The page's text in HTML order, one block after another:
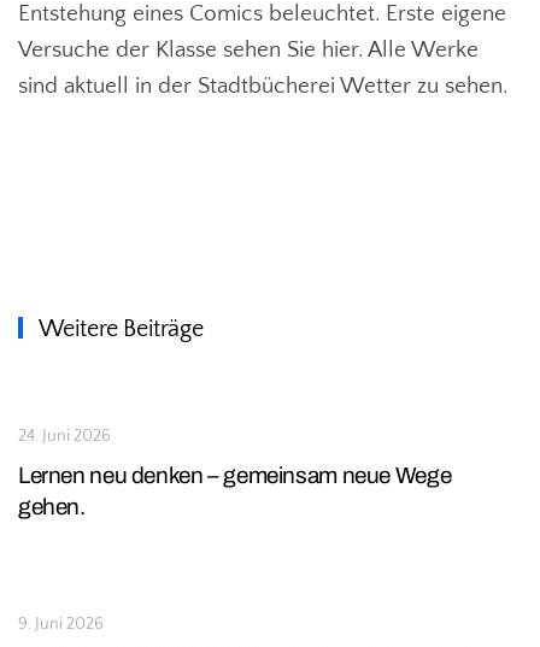
Entstehung eines Comics beleuchtet. Erste eigene
Versuche der Klasse sehen Sie hier. Alle Werke
sind aktuell in der Stadtbücherei Wetter zu sehen.
Weitere Beiträge
24. Juni 2026
Lernen neu denken – gemeinsam neue Wege
gehen.
9. Juni 2026